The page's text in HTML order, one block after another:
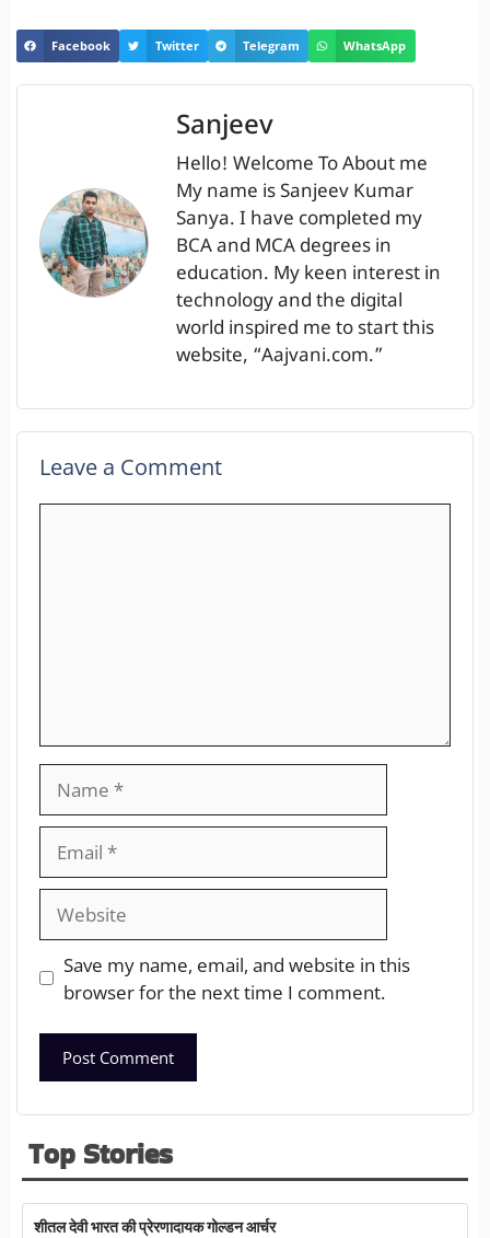
Facebook Twitter Telegram WhatsApp
Sanjeev
Hello! Welcome To About me
My name is Sanjeev Kumar
Sanya. I have completed my
BCA and MCA degrees in
education. My keen interest in
technology and the digital
world inspired me to start this
website, “Aajvani.com.”
Leave a Comment
Save my name, email, and website in this
browser for the next time I comment.
Top Stories
शीतल देवी भारत की प्रेरणादायक गोल्डन आर्चर